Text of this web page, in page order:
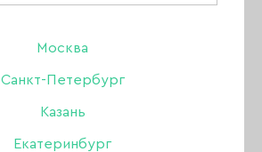
Москва
Санкт-Петербург
Казань
Екатеринбург